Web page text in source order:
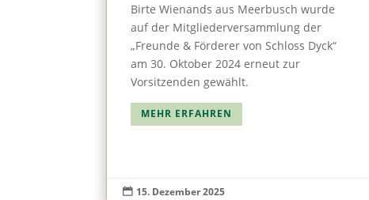
Birte Wienands aus Meerbusch wurde
auf der Mitgliederversammlung der
„Freunde & Förderer von Schloss Dyck“
am 30. Oktober 2024 erneut zur
Vorsitzenden gewählt.
MEHR ERFAHREN
 15. Dezember 2025